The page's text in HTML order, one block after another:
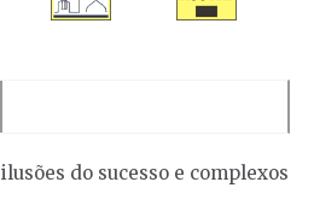
do sucesso e complexos